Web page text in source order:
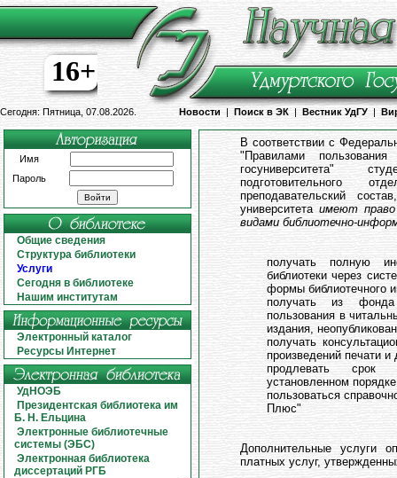
16+
Сегодня: Пятница, 07.08.2026. Новости | Поиск в ЭК | Вестник УдГУ |
Имя
Пароль
Общие сведения
Структура библиотеки
Услуги
Сегодня в библиотеке
Нашим институтам
Электронный каталог
Ресурсы Интернет
УдНОЭБ
Президентская библиотека им
Б. Н. Ельцина
Электронные библиотечные
системы (ЭБС)
Электронная библиотека
диссертаций РГБ
В соответствии с
"Правилами пользования
госуниверситета"
подготовительного
преподавательский
университета имеют право
видами библиотечно-
получать полную
библиотеки через
формы библиотечного
получать из фонда
пользования в
издания,
получать
произведений печати и
продлевать срок
установленном порядке
пользоваться
Плюс"
Дополнительные услуги
платных услуг,